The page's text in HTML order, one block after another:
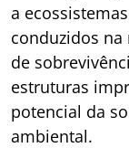
a
conduzidos na
de
estruturas
potencial da
ambiental.